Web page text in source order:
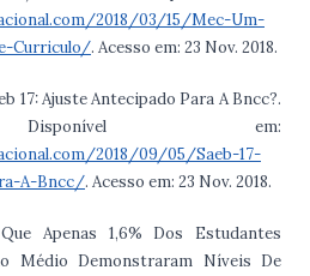
2018/03/15/Mec-Um-
Curriculo/. Acesso em: 23 Nov. 2018.
17: Ajuste Antecipado Para A Bncc?.
em:
2018/09/05/Saeb-17-
A-Bncc/. Acesso em: 23 Nov. 2018.
Apenas 1,6% Dos Estudantes
Médio Demonstraram Níveis De